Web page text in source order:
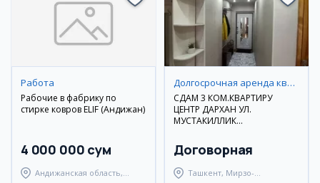
Работа
Рабочие в фабрику по
стирке ковров ELIF (Андижан)
4 000 000 сум
Андижанская область,
Долгосрочная аренда квартир
СДАМ 3 КОМ.КВАРТИРУ
ЦЕНТР ДАРХАН УЛ.
МУСТАКИЛЛИК
Договорная
Ташкент, Мирзо-